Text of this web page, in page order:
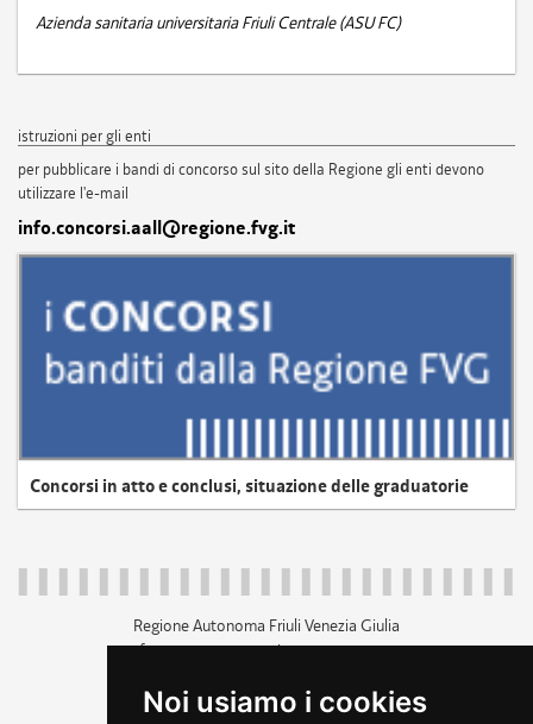
Noi usiamo i cookies
Azienda sanitaria universitaria Friuli Centrale (ASU FC)
istruzioni per gli enti
per pubblicare i bandi di concorso sul sito della Regione gli enti devono
utilizzare l'e-mail
info.concorsi.aall@regione.fvg.it
Concorsi in atto e conclusi, situazione delle graduatorie
Regione Autonoma Friuli Venezia Giulia
c.f. 80014930327; p.iva 00526040324
+39 040 3771111